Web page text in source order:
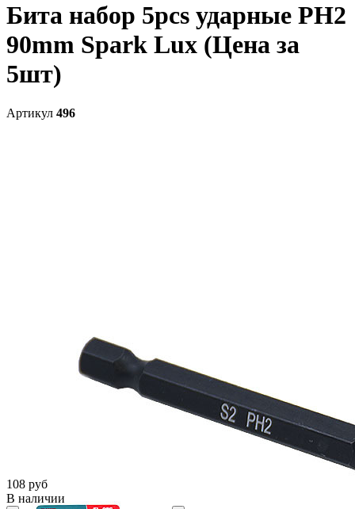
Бита набор 5pcs ударные PH2
90mm Spark Lux (Цена за
5шт)
Артикул 496
108 руб
В наличии